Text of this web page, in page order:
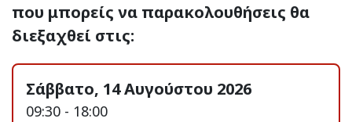
που μπορείς να παρακολουθήσεις θα
διεξαχθεί στις:
Σάββατο, 14 Αυγούστου 2026
09:30 - 18:00